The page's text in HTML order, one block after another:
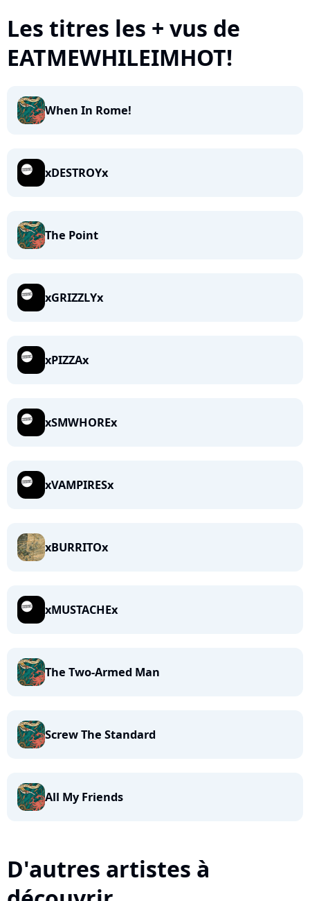
Les titres les + vus de
EATMEWHILEIMHOT!
When In Rome!
xDESTROYx
The Point
xGRIZZLYx
xPIZZAx
xSMWHOREx
xVAMPIRESx
xBURRITOx
xMUSTACHEx
The Two-Armed Man
Screw The Standard
All My Friends
D'autres artistes à